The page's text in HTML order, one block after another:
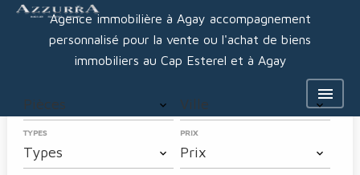
Agence immobilière à Agay accompagnement
personnalisé pour la vente ou l'achat de biens
immobiliers au Cap Esterel et à Agay
Pièces Ville
TYPES
Types
PRIX
Prix